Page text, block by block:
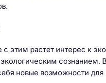
этим растет интерес к
сознанием.
новые возможности